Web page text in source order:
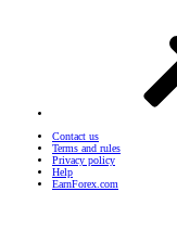
Contact us
Terms and rules
Privacy policy
Help
EarnForex.com